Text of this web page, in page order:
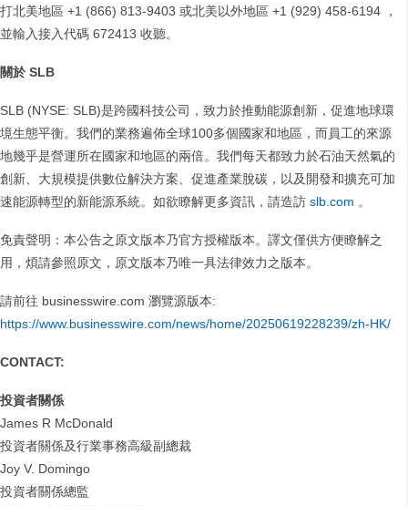
打北美地區 +1 (866) 813-9403 或北美以外地區 +1 (929) 458-6194 ，
並輸入接入代碼 672413 收聽。
關於 SLB
SLB (NYSE: SLB)是跨國科技公司，致力於推動能源創新，促進地球環
境生態平衡。我們的業務遍佈全球100多個國家和地區，而員工的來源
地幾乎是營運所在國家和地區的兩倍。我們每天都致力於石油天然氣的
創新、大規模提供數位解決方案、促進產業脫碳，以及開發和擴充可加
速能源轉型的新能源系統。如欲瞭解更多資訊，請造訪 slb.com 。
免責聲明：本公告之原文版本乃官方授權版本。譯文僅供方便瞭解之
用，煩請參照原文，原文版本乃唯一具法律效力之版本。
請前往 businesswire.com 瀏覽源版本:
https://www.businesswire.com/news/home/20250619228239/zh-HK/
CONTACT:
投資者關係
James R McDonald
投資者關係及行業事務高級副總裁
Joy V. Domingo
投資者關係總監